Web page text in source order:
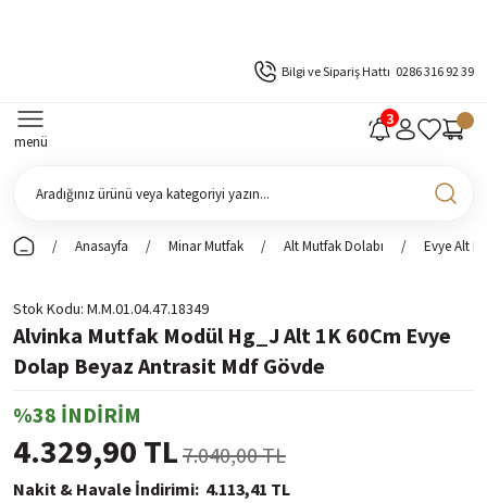
Bilgi ve Sipariş Hattı 0286 316 92 39
menü
Anasayfa Minar Mutfak Alt Mutfak Dolabı Evye Alt
Stok Kodu M.M.01.04.47.18349
Alvinka Mutfak Modül Hg_J Alt 1K 60Cm Evye
Dolap Beyaz Antrasit Mdf Gövde
%38 İNDİRİM
4.329,90 TL 7.040,00 TL
Nakit & Havale İndirimi 4.113,41 TL